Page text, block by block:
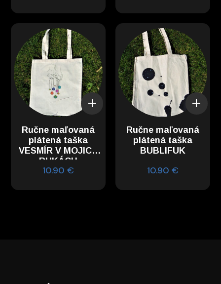
Ručne maľovaná
plátená taška
VESMÍR V MOJICH
RUKÁCH
10.90€
Ručne maľovaná
plátená taška
BUBLIFUK
10.90 €